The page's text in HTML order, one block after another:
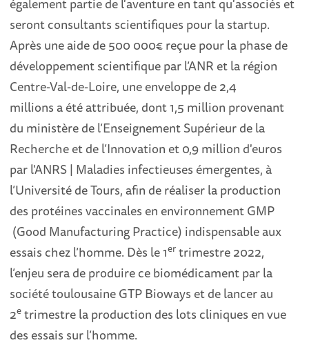
seront consultants scientifiques pour la startup.
Après une aide de 500 000€ reçue pour la phase de
développement scientifique par l’ANR et la région
Centre-Val-de-Loire, une enveloppe de 2,4
millions a été attribuée, dont 1,5 million provenant
du ministère de l’Enseignement Supérieur de la
Recherche et de l’Innovation et 0,9 million d'euros
par l'ANRS | Maladies infectieuses émergentes, à
l’Université de Tours, afin de réaliser la production
des protéines vaccinales en environnement GMP
(Good Manufacturing Practice) indispensable aux
essais chez l’homme. Dès le 1ertrimestre 2022,
l’enjeu sera de produire ce biomédicament par la
société toulousaine GTP Bioways et de lancer au
2etrimestre la production des lots cliniques en vue
des essais sur l’homme.